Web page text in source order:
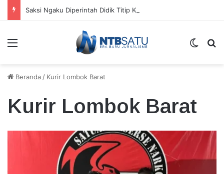
Menu
Beranda / Kurir Lombok Barat
Kurir Lombok Barat